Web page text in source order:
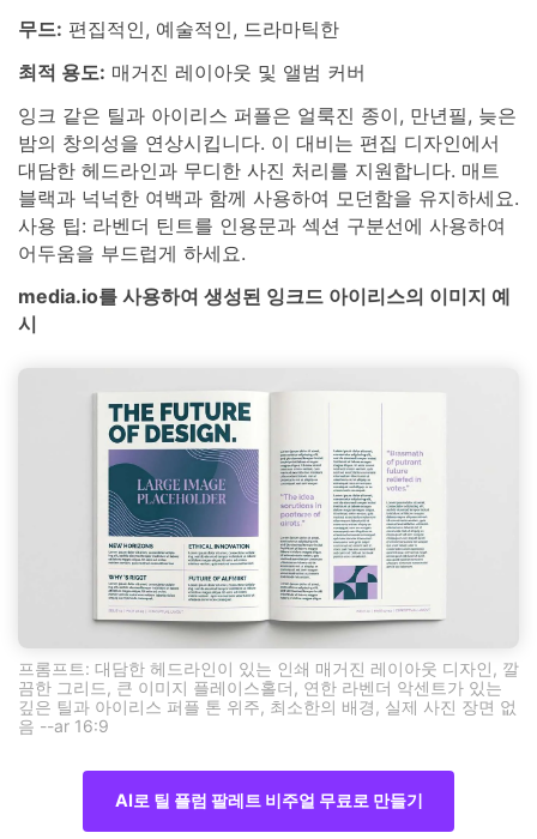
무드: 편집적인, 예술적인, 드라마틱한
최적 용도: 매거진 레이아웃 및 앨범 커버
잉크 같은 틸과 아이리스 퍼플은 얼룩진 종이, 만년필, 늦은
밤의 창의성을 연상시킵니다. 이 대비는 편집 디자인에서
대담한 헤드라인과 무디한 사진 처리를 지원합니다. 매트
블랙과 넉넉한 여백과 함께 사용하여 모던함을 유지하세요.
사용 팁: 라벤더 틴트를 인용문과 섹션 구분선에 사용하여
어두움을 부드럽게 하세요.
media.io를 사용하여 생성된 잉크드 아이리스의 이미지 예
시
프롬프트: 대담한 헤드라인이 있는 인쇄 매거진 레이아웃 디자인, 깔
끔한 그리드, 큰 이미지 플레이스홀더, 연한 라벤더 악센트가 있는
깊은 틸과 아이리스 퍼플 톤 위주, 최소한의 배경, 실제 사진 장면 없
음 --ar 16:9
AI로 틸 플럼 팔레트 비주얼 무료로 만들기